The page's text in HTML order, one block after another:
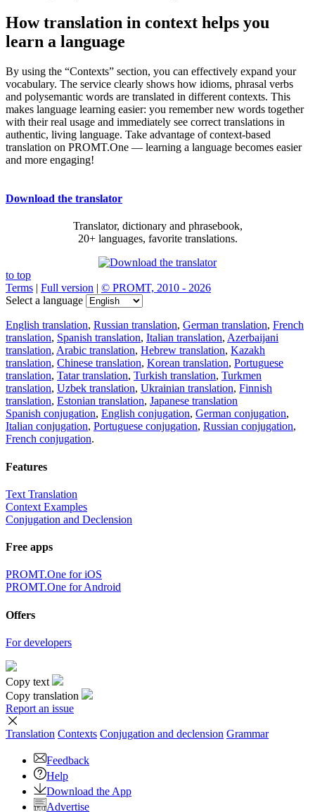
How translation in context helps you
learn a language
By using the “Contexts” section, you can effectively expand your
vocabulary. The service clearly shows how idioms, phrasal verbs
and polysemantic words are translated in different contexts. This
makes language learning easier: you remember new words together
with their real usage and immediately see correct translations in
authentic, living language. Take advantage of context-based
translation on PROMT.One — learning a language becomes easier
and more engaging!
Download the translator
Translator, dictionary and phrasebook,
20+ languages, favorite translations.
to top
Terms | Full version | © PROMT, 2010 - 2026
Select a language
English translation, Russian translation, German translation, French
translation, Spanish translation, Italian translation, Azerbaijani
translation, Arabic translation, Hebrew translation, Kazakh
translation, Chinese translation, Korean translation, Portuguese
translation, Tatar translation, Turkish translation, Turkmen
translation, Uzbek translation, Ukrainian translation, Finnish
translation, Estonian translation, Japanese translation
Spanish conjugation, English conjugation, German conjugation,
Italian conjugation, Portuguese conjugation, Russian conjugation,
French conjugation.
Features
Text Translation
Context Examples
Conjugation and Declension
Free apps
PROMT.One for iOS
PROMT.One for Android
Offers
For developers
Copy text
Copy translation
Report an issue
Translation Contexts Conjugation and declension Grammar
Feedback
Help
Download the App
Advertise